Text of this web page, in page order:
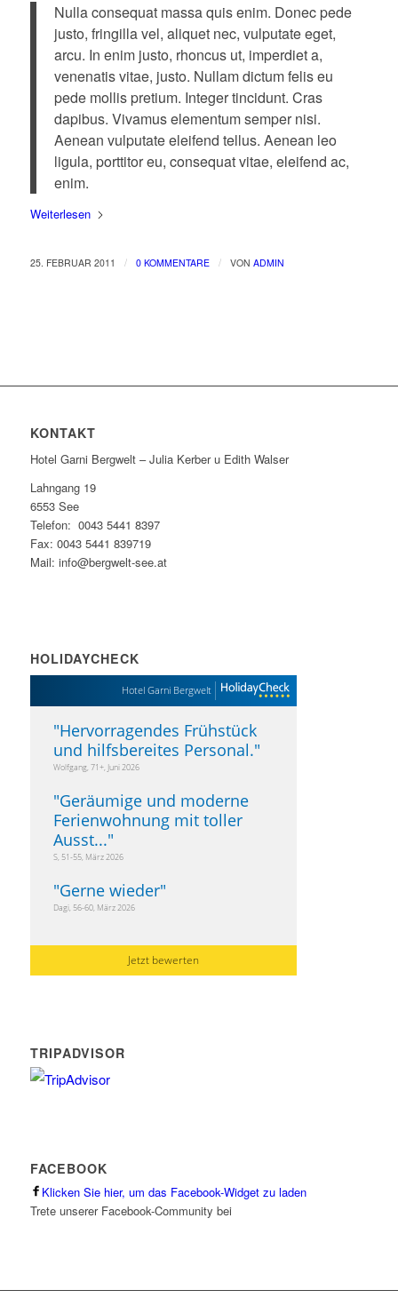
Nulla consequat massa quis enim. Donec pede
justo, fringilla vel, aliquet nec, vulputate eget,
arcu. In enim justo, rhoncus ut, imperdiet a,
venenatis vitae, justo. Nullam dictum felis eu
pede mollis pretium. Integer tincidunt. Cras
dapibus. Vivamus elementum semper nisi.
Aenean vulputate eleifend tellus. Aenean leo
ligula, porttitor eu, consequat vitae, eleifend ac,
enim.
Weiterlesen
25. FEBRUAR 2011 / 0 KOMMENTARE / VON ADMIN
KONTAKT
Hotel Garni Bergwelt – Julia Kerber u Edith Walser
Lahngang 19
6553 See
Telefon: 0043 5441 8397
Fax: 0043 5441 839719
Mail: info@bergwelt-see.at
HOLIDAYCHECK
Hotel Garni Bergwelt
"Hervorragendes Frühstück
und hilfsbereites Personal."
Wolfgang, 71+, Juni 2026
"Geräumige und moderne
Ferienwohnung mit toller
Ausst..."
S, 51-55, März 2026
"Gerne wieder"
Dagi, 56-60, März 2026
Jetzt bewerten
TRIPADVISOR
FACEBOOK
Klicken Sie hier, um das Facebook-Widget zu laden
Trete unserer Facebook-Community bei